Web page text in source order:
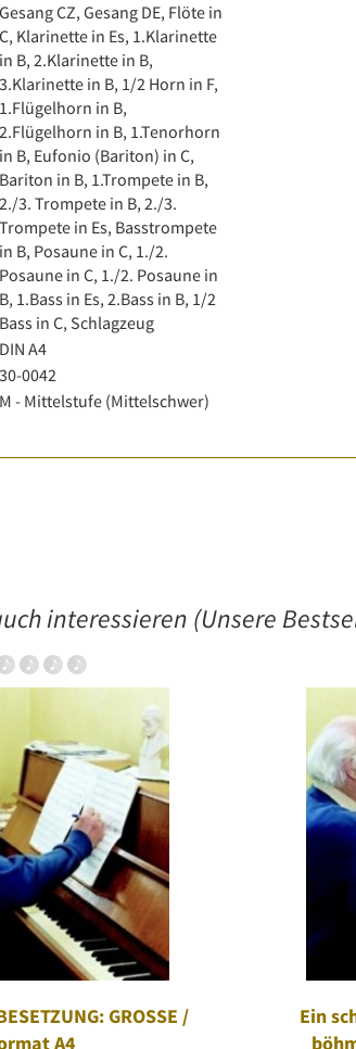
Gesang CZ, Gesang DE, Flöte in
C, Klarinette in Es, 1.Klarinette
in B, 2.Klarinette in B,
3.Klarinette in B, 1/2 Horn in F,
1.Flügelhorn in B,
2.Flügelhorn in B, 1.Tenorhorn
in B, Eufonio (Bariton) in C,
Bariton in B, 1.Trompete in B,
2./3. Trompete in B, 2./3.
Trompete in Es, Basstrompete
in B, Posaune in C, 1./2.
Posaune in C, 1./2. Posaune in
B, 1.Bass in Es, 2.Bass in B, 1/2
Bass in C, Schlagzeug
DIN A4
30-0042
M - Mittelstufe (Mittelschwer)
interessieren (Unsere
GROSSE /
A4
Ein